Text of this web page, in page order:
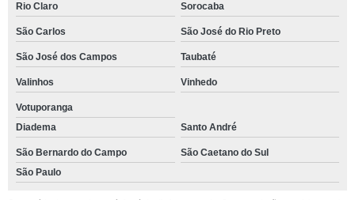
Rio Claro Sorocaba
São Carlos São José do Rio Preto
São José dos Campos Taubaté
Valinhos Vinhedo
Votuporanga
Diadema
Santo André
São Bernardo do Campo
São Caetano do Sul
São Paulo